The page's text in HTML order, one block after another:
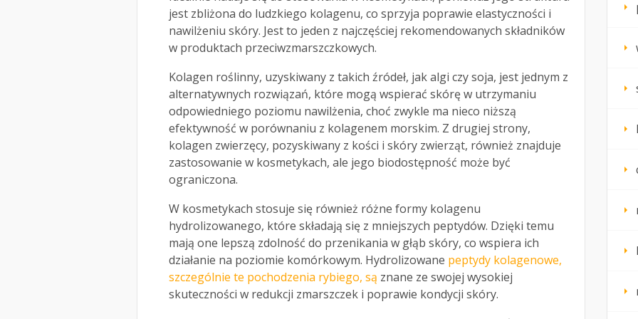
jest zbliżona do ludzkiego kolagenu, co sprzyja poprawie elastyczności i
nawilżeniu skóry. Jest to jeden z najczęściej rekomendowanych składników
w produktach przeciwzmarszczkowych.
Kolagen roślinny, uzyskiwany z takich źródeł, jak algi czy soja, jest jednym z
alternatywnych rozwiązań, które mogą wspierać skórę w utrzymaniu
odpowiedniego poziomu nawilżenia, choć zwykle ma nieco niższą
efektywność w porównaniu z kolagenem morskim. Z drugiej strony,
kolagen zwierzęcy, pozyskiwany z kości i skóry zwierząt, również znajduje
zastosowanie w kosmetykach, ale jego biodostępność może być
ograniczona.
W kosmetykach stosuje się również różne formy kolagenu
hydrolizowanego, które składają się z mniejszych peptydów. Dzięki temu
mają one lepszą zdolność do przenikania w głąb skóry, co wspiera ich
działanie na poziomie komórkowym. Hydrolizowane peptydy kolagenowe,
szczególnie te pochodzenia rybiego, są znane ze swojej wysokiej
skuteczności w redukcji zmarszczek i poprawie kondycji skóry.